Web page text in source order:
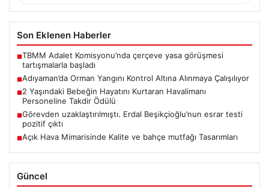
Son Eklenen Haberler
■TBMM Adalet Komisyonu’nda çerçeve yasa görüşmesi
tartışmalarla başladı
■Adıyaman’da Orman Yangını Kontrol Altına Alınmaya Çalışılıyor
■2 Yaşındaki Bebeğin Hayatını Kurtaran Havalimanı
Personeline Takdir Ödülü
■Görevden uzaklaştırılmıştı. Erdal Beşikçioğlu’nun esrar testi
pozitif çıktı
■Açık Hava Mimarisinde Kalite ve bahçe mutfağı Tasarımları
Güncel